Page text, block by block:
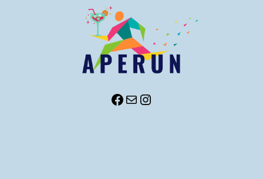
aperunsport
E-mailaperunsport